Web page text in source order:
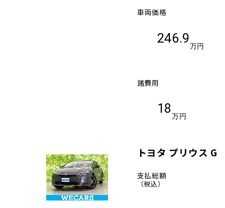
車両価格
246.9
万円
諸費用
18
万円
トヨタ プリウス G
支払総額
（税込）